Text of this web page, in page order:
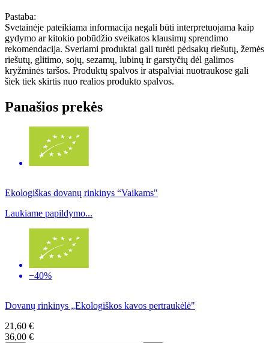
Pastaba:
Svetainėje pateikiama informacija negali būti interpretuojama kaip
gydymo ar kitokio pobūdžio sveikatos klausimų sprendimo
rekomendacija. Sveriami produktai gali turėti pėdsakų riešutų, žemės
riešutų, glitimo, sojų, sezamų, lubinų ir garstyčių dėl galimos
kryžminės taršos. Produktų spalvos ir atspalviai nuotraukose gali
šiek tiek skirtis nuo realios produkto spalvos.
Panašios prekės
Ekologiškas dovanų rinkinys “Vaikams"
Laukiame papildymo...
−40%
Dovanų rinkinys „Ekologiškos kavos pertraukėlė"
21,60 €
36,00 €